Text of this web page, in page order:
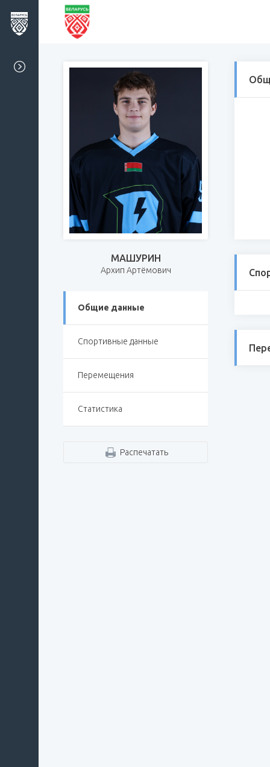
МАШУРИН
Архип Артёмович
Общие данные
Спортивные данные
Перемещения
Статистика
Распечатать